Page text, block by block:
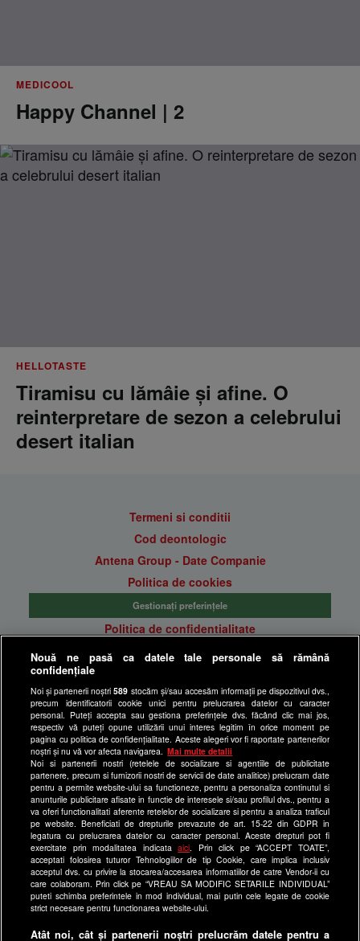
MEDICOOL
Happy Channel | 2
HELLOTASTE
Tiramisu cu lămâie și afine. O
reinterpretare de sezon a celebrului
desert italian
Termeni si conditii
Cod deontologic
Antena Group - Date Companie
Politica de cookies
Gestionați preferințele
Politica de confidentialitate
Anunturi gratuite pe Lajumate.ro
Program Happy Channel
Echipa editorială
Site-uri Antena Group
a1.ro
antenastars.ro
as.ro
catine.ro
chefi.ro
deparinti.ro
medicool.ro
Nouă ne pasă ca datele tale personale să rămână
confidențiale
Noi și partenerii noștri589 stocăm și/sau accesăm informații pe dispozitivul dvs.,
precum identificatorii cookie unici pentru prelucrarea datelor cu caracter
personal. Puteți accepta sau gestiona preferințele dvs. făcând clic mai jos,
respectiv vă puteți opune utilizării unui interes legitim în orice moment pe
pagina cu politica de confidențialitate. Aceste alegeri vor fi raportate partenerilor
noștri și nu vă vor afecta navigarea.
Mai multe detalii
Noi si partenerii nostri (retelele de socializare si agentiile de publicitate
partenere, precum si furnizorii nostri de servicii de date analitice) prelucram date
pentru a permite website-ului sa functioneze, pentru a personaliza continutul si
anunturile publicitare afisate in functie de interesele si/sau profilul dvs., pentru a
va oferi functionalitati aferente retelelor de socializare si pentru a analiza traficul
pe website. Beneficiati de drepturile prevazute de art. 15-22 din GDPR in
legatura cu prelucrarea datelor cu caracter personal. Aceste drepturi pot fi
exercitate prin modalitatea indicataaici . Prin click pe “ACCEPT TOATE”,
acceptati folosirea tuturor Tehnologiilor de tip Cookie, care implica inclusiv
acceptul dvs. cu privire la stocarea/accesarea informatiilor de catre Vendor-ii cu
care colaboram. Prin click pe “VREAU SA MODIFIC SETARILE INDIVIDUAL”
puteti schimba preferintele in mod individual, mai putin cele legate de cookie
strict necesare pentru functionarea website-ului.
Atât noi, cât și partenerii noștri prelucrăm datele pentru a